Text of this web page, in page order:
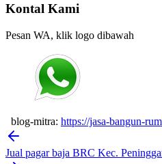
Kontal Kami
Pesan WA, klik logo dibawah
blog-mitra: https://jasa-bangun-
Post
navigation
Jual pagar baja BRC Kec.